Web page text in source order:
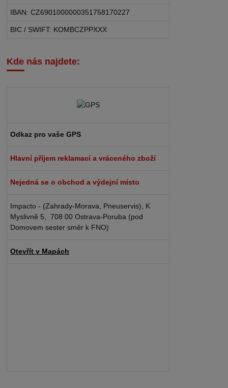
IBAN: CZ6901000000351758170227
BIC / SWIFT: KOMBCZPPXXX
Kde nás najdete:
Odkaz pro vaše GPS
Hlavní příjem reklamací a vráceného zboží
Nejedná se o obchod a výdejní místo
Impacto - (Zahrady-Morava, Pneuservis), K
Myslivně 5, 708 00 Ostrava-Poruba (pod
Domovem sester směr k FNO)
Otevřít v Mapách